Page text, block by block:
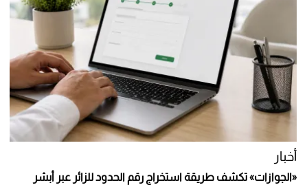
أخبار
«الجوازات» تكشف طريقة استخراج رقم الحدود للزائر عبر أبشر